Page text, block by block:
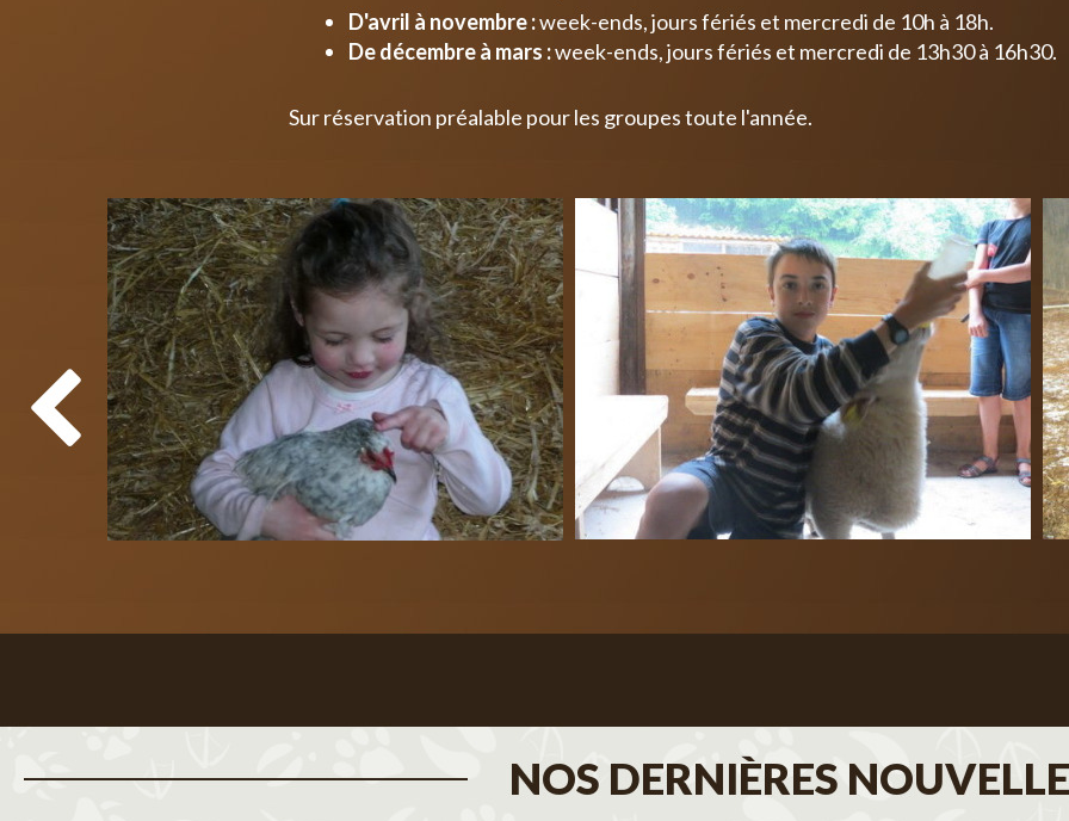
D'avril à novembre :week-ends, jours fériés et mercredi de 10h à 18h.
De décembre à mars :week-ends, jours fériés et mercredi de 13h30 à 16h30.
Sur réservation préalable pour les groupes toute l'année.
NOS DERNIÈRES